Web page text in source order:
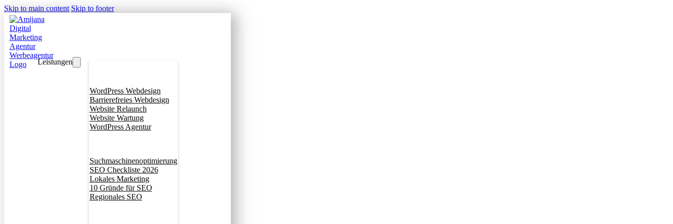
Skip to main content Skip to footer
Leistungen
WordPress Webdesign
Barrierefreies Webdesign
Website Relaunch
Website Wartung
WordPress Agentur
Suchmaschinenoptimierung
SEO Checkliste 2026
Lokales Marketing
10 Gründe für SEO
Regionales SEO